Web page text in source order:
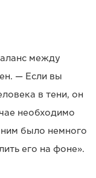
между
— Если вы
в тени, он
необходимо
было немного
его на фоне».